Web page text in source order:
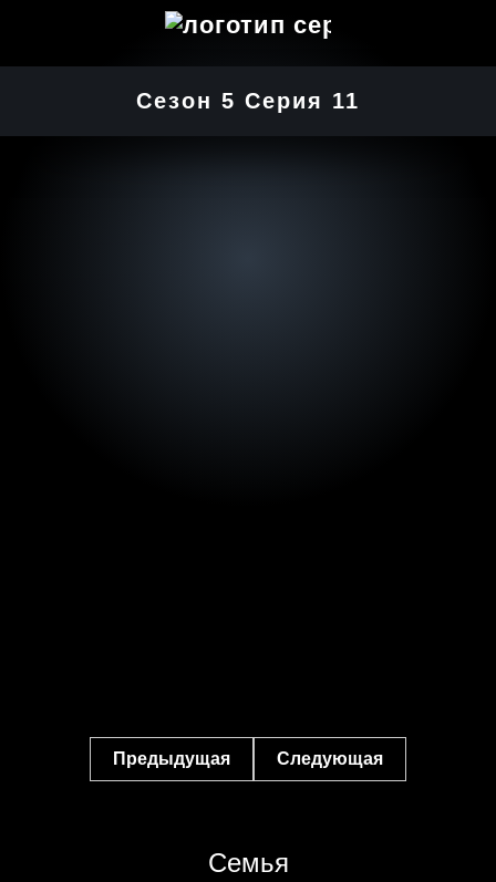
Сезон 5 Серия 11
Предыдущая Следующая
Семья